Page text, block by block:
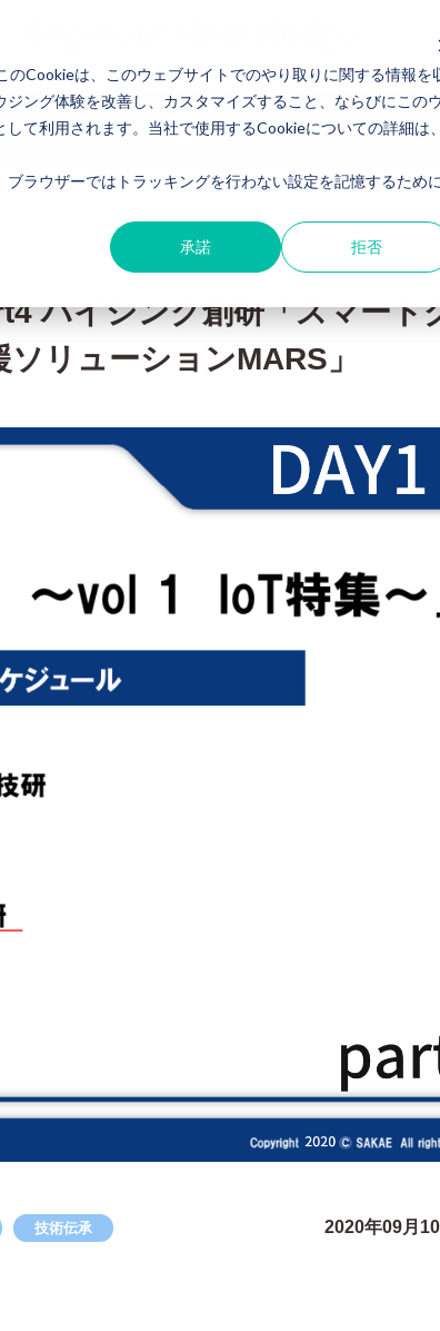
Cookieは、このウェブサイトでのやり取りに関する情報を
ング体験を改善し、カスタマイズすること、ならびにこの
て利用されます。当社で使用するCookieについての詳細は
ラウザーではトラッキングを行わない設定を記憶するため
承諾 拒否
About us
ハイシンク創研「スマート
リューションMARS」
技術伝承 2020年09月